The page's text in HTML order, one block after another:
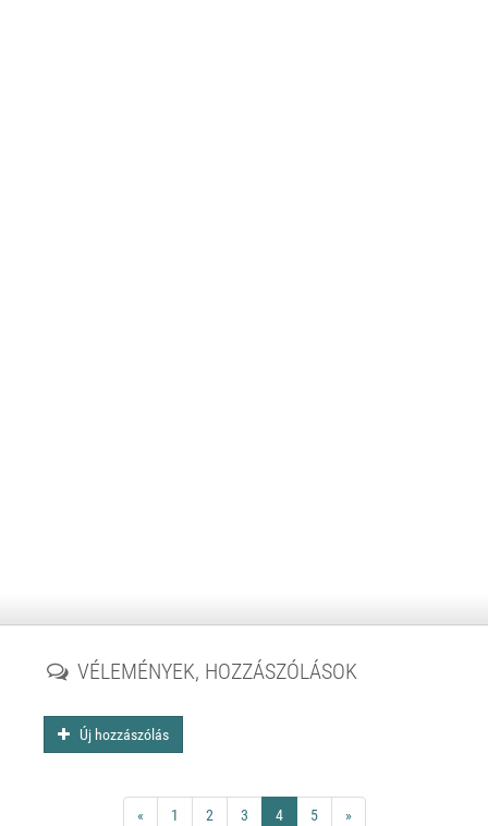
VÉLEMÉNYEK, HOZZÁSZÓLÁSOK
Új hozzászólás
« 1 2 3 4 5 »